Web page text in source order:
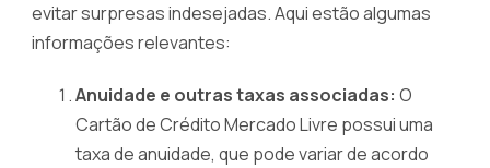
evitar surpresas indesejadas. Aqui estão algumas
informações relevantes:
Anuidade e outras taxas associadas: O
Cartão de Crédito Mercado Livre possui uma
taxa de anuidade, que pode variar de acordo